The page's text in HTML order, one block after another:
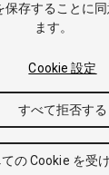
保存することに
ます。
Cookie 設定
すべて拒否する
の Cookie を受